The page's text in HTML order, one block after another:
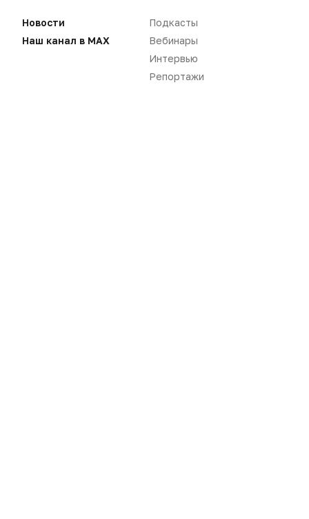
Производство (российские фармкомпании)
Новости
Наш канал в MAX
Подкасты
Вебинары
Интервью
Репортажи